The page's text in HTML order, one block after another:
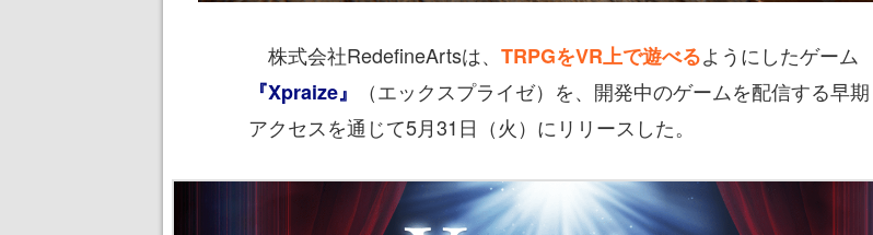
株式会社RedefineArtsは、 TRPGをVR上で遊べるようにしたゲーム
『Xpraize』
（エックスプライゼ）を、開発中のゲームを配信する早期
アクセスを通じて5月31日（火）にリリースした。